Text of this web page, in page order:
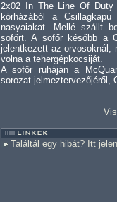
2x02 In The Line Of Duty
kórházából a
nasyaiakat. Mellé szállt
sofőrt. A sofőr később a
jelentkezett az orvosoknál,
volna a tehergépkocsiját.
A sofőr ruháján a
sorozat jelmeztervezőjéről,
Találtál egy hibát? Itt